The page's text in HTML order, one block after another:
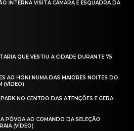
INTERNA VISITA CÂMARA E ESQUADRA DA
QUE VESTIU A CIDADE DURANTE 75
AO HONI NUMA DAS MAIORES NOITES DO
(VÍDEO)
NO CENTRO DAS ATENÇÕES E GERA
PÓVOA AO COMANDO DA SELEÇÃO
(VÍDEO)